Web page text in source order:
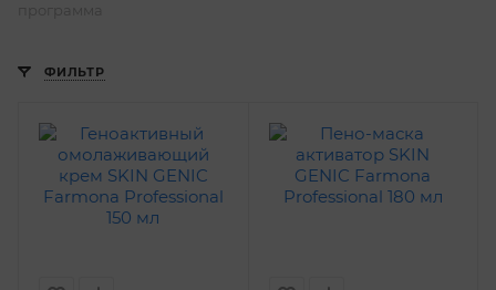
ФИЛЬТР